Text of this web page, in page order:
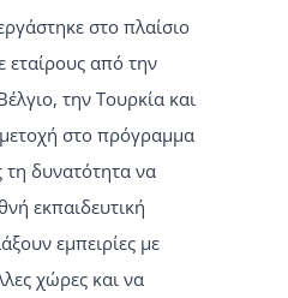
στο πλαίσιο
από την
την Τουρκία και
στο πρόγραμμα
δυνατότητα να
εκπαιδευτική
εμπειρίες με
χώρες και να